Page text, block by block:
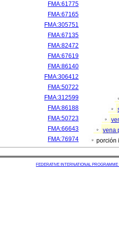
FMA:61775
FMA:67165
FMA:305751
FMA:67135
FMA:82472
FMA:67619
FMA:86140
FMA:306412
FMA:50722
FMA:312599
FMA:86188
FMA:50723
FMA:66643
vena
FMA:76974
porción
FEDERATIVE INTERNATIONAL